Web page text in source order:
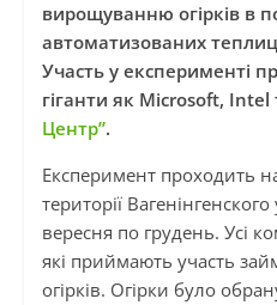
вирощуванню огірків в
автоматизованих
Участь уексперименті
гіганти як Microsoft,
Центр”.
Експеримент проходить
території Вагенінгенского
вересня по грудень. Усі
які приймають участь
огірків. Огірки було